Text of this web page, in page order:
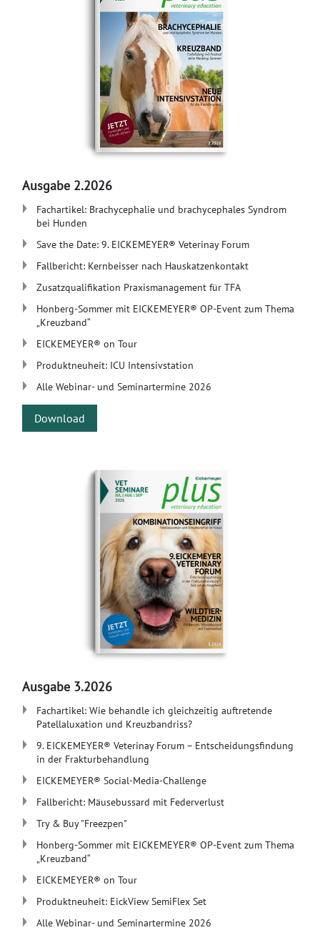
Ausgabe 2.2026
Fachartikel: Brachycephalie und brachycephales Syndrom
bei Hunden
Save the Date: 9. EICKEMEYER® Veterinay Forum
Fallbericht: Kernbeisser nach Hauskatzenkontakt
Zusatzqualifikation Praxismanagement für TFA​
Honberg-Sommer mit EICKEMEYER® OP-Event zum Thema
„Kreuzband“
​EICKEMEYER® on Tour
Produktneuheit: ICU Intensivstation
Alle Webinar- und Seminartermine 2026
Download
Ausgabe 3.2026
Fachartikel: Wie behandle ich gleichzeitig auftretende
Patellaluxation und Kreuzbandriss?
9. EICKEMEYER® Veterinay Forum – Entscheidungsfindung
in der Frakturbehandlung
EICKEMEYER® Social-Media-Challenge
Fallbericht: Mäusebussard mit Federverlust
Try & Buy "Freezpen"
Honberg-Sommer mit EICKEMEYER® OP-Event zum Thema
„Kreuzband“
​EICKEMEYER® on Tour
Produktneuheit: EickView SemiFlex Set
Alle Webinar- und Seminartermine 2026